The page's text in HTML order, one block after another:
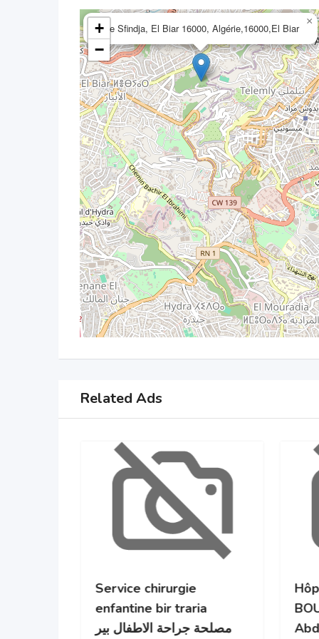
Rue Sfindja, El Biar 16000, Algérie,16000,El Biar
×
+
−
Related Ads
Service chirurgie
enfantine bir traria
مصلحة جراحة الاطفال بير